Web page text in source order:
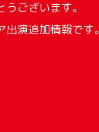
ございます。
演追加情報です。